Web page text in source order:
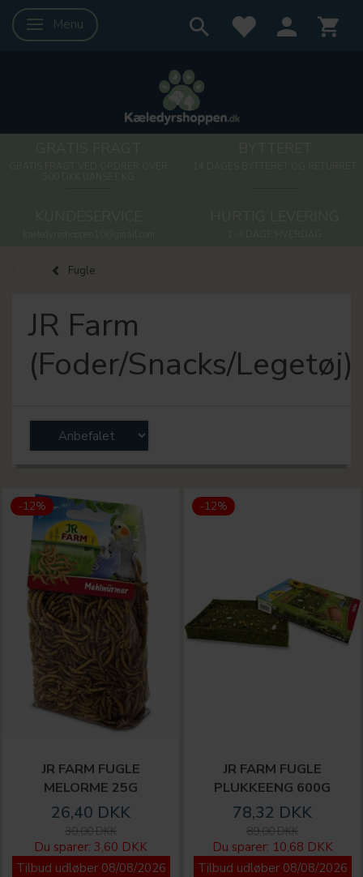
Skifte navigation
Menu
Fugle
JR Farm
(Foder/Snacks/Legetøj)
-12%
JR FARM FUGLE
MELORME 25G
26,40 DKK
30,00 DKK
Du sparer: 3,60 DKK
Tilbud udløber 08/08/2026
-12%
JR FARM FUGLE
PLUKKEENG 600G
78,32 DKK
89,00 DKK
Du sparer: 10,68 DKK
Tilbud udløber 08/08/2026